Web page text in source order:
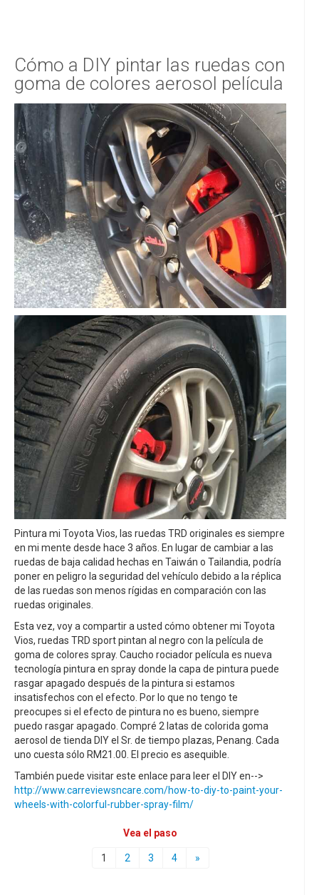
Cómo a DIY pintar las ruedas con
goma de colores aerosol película
Pintura mi Toyota Vios, las ruedas TRD originales es siempre
en mi mente desde hace 3 años. En lugar de cambiar a las
ruedas de baja calidad hechas en Taiwán o Tailandia, podría
poner en peligro la seguridad del vehículo debido a la réplica
de las ruedas son menos rígidas en comparación con las
ruedas originales.
Esta vez, voy a compartir a usted cómo obtener mi Toyota
Vios, ruedas TRD sport pintan al negro con la película de
goma de colores spray. Caucho rociador película es nueva
tecnología pintura en spray donde la capa de pintura puede
rasgar apagado después de la pintura si estamos
insatisfechos con el efecto. Por lo que no tengo te
preocupes si el efecto de pintura no es bueno, siempre
puedo rasgar apagado. Compré 2 latas de colorida goma
aerosol de tienda DIY el Sr. de tiempo plazas, Penang. Cada
uno cuesta sólo RM21.00. El precio es asequible.
También puede visitar este enlace para leer el DIY en-->
http://www.carreviewsncare.com/how-to-diy-to-paint-your-
wheels-with-colorful-rubber-spray-film/
Vea el paso
1 2 3 4 »